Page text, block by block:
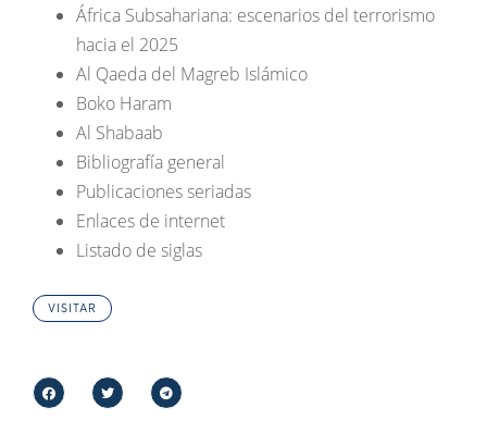
África Subsahariana: escenarios del terrorismo
hacia el 2025
Al Qaeda del Magreb Islámico
Boko Haram
Al Shabaab
Bibliografía general
Publicaciones seriadas
Enlaces de internet
Listado de siglas
VISITAR